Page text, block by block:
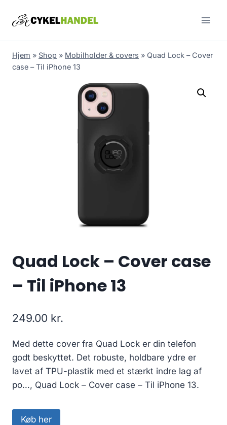
Hjem » Shop » Mobilholder & covers » Quad Lock – Cover
case – Til iPhone 13
Quad Lock – Cover case
– Til iPhone 13
249.00 kr.
Med dette cover fra Quad Lock er din telefon
godt beskyttet. Det robuste, holdbare ydre er
lavet af TPU-plastik med et stærkt indre lag af
po…, Quad Lock – Cover case – Til iPhone 13.
Køb her